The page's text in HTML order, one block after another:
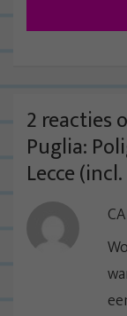
i
t
n
a
i
g
2 reacties
Puglia:
Lecce